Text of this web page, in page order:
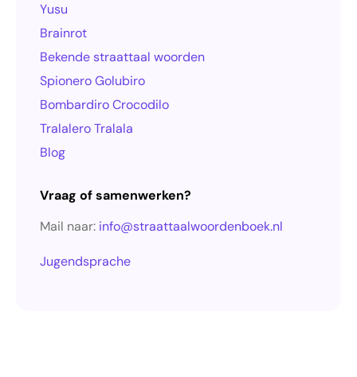
Yusu
Brainrot
Bekende straattaal woorden
Spionero Golubiro
Bombardiro Crocodilo
Tralalero Tralala
Blog
Vraag of samenwerken?
Mail naar: info@straattaalwoordenboek.nl
Jugendsprache